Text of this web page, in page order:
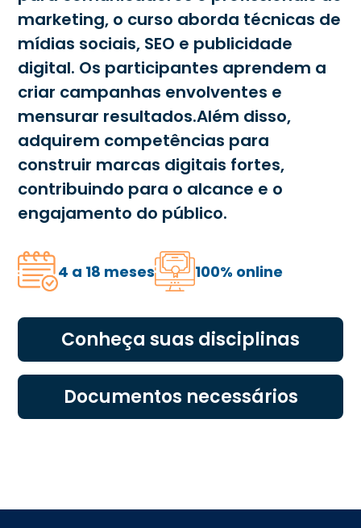
marketing, o curso aborda técnicas de
mídias sociais, SEO e publicidade
digital. Os participantes aprendem a
criar campanhas envolventes e
mensurar resultados.Além disso,
adquirem competências para
construir marcas digitais fortes,
contribuindo para o alcance e o
engajamento do público.
4 a 18 meses 100% online
Conheça suas disciplinas
Documentos necessários